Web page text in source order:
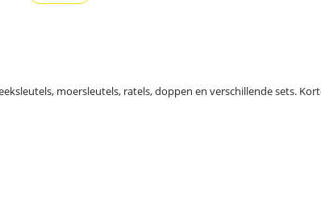
moersleutels, ratels, doppen en verschillende sets.